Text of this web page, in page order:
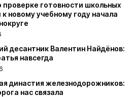
проверке готовности школьных
новому учебному году начала
десантник Валентин Найдёнов:
навсегда
династия железнодорожников:
нас связала